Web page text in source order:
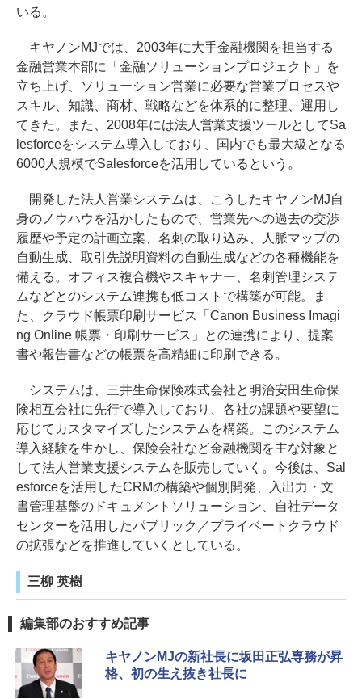
いる。
キヤノンMJでは、2003年に大手金融機関を担当する
金融営業本部に「金融ソリューションプロジェクト」を
立ち上げ、ソリューション営業に必要な営業プロセスや
スキル、知識、商材、戦略などを体系的に整理、運用し
てきた。また、2008年には法人営業支援ツールとしてSa
lesforceをシステム導入しており、国内でも最大級となる
6000人規模でSalesforceを活用しているという。
開発した法人営業システムは、こうしたキヤノンMJ自
身のノウハウを活かしたもので、営業先への過去の交渉
履歴や予定の計画立案、名刺の取り込み、人脈マップの
自動生成、取引先説明資料の自動生成などの各種機能を
備える。オフィス複合機やスキャナー、名刺管理システ
ムなどとのシステム連携も低コストで構築が可能。ま
た、クラウド帳票印刷サービス「Canon Business Imagi
ng Online 帳票・印刷サービス」との連携により、提案
書や報告書などの帳票を高精細に印刷できる。
システムは、三井生命保険株式会社と明治安田生命保
険相互会社に先行で導入しており、各社の課題や要望に
応じてカスタマイズしたシステムを構築。このシステム
導入経験を生かし、保険会社など金融機関を主な対象と
して法人営業支援システムを販売していく。今後は、Sal
esforceを活用したCRMの構築や個別開発、入出力・文
書管理基盤のドキュメントソリューション、自社データ
センターを活用したパブリック／プライベートクラウド
の拡張などを推進していくとしている。
三柳 英樹
編集部のおすすめ記事
キヤノンMJの新社長に坂田正弘専務が昇
格、初の生え抜き社長に